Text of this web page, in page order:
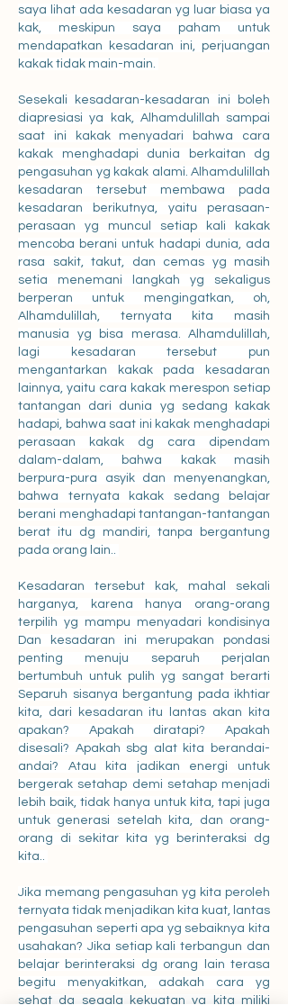
saya lihat ada kesadaran yg luar biasa ya
kak, meskipun saya paham untuk
mendapatkan kesadaran ini, perjuangan
kakak tidak main-main.
Sesekali kesadaran-kesadaran ini boleh
diapresiasi ya kak, Alhamdulillah sampai
saat ini kakak menyadari bahwa cara
kakak menghadapi dunia berkaitan dg
pengasuhan yg kakak alami. Alhamdulillah
kesadaran tersebut membawa pada
kesadaran berikutnya, yaitu perasaan-
perasaan yg muncul setiap kali kakak
mencoba berani untuk hadapi dunia, ada
rasa sakit, takut, dan cemas yg masih
setia menemani langkah yg sekaligus
berperan untuk mengingatkan, oh,
Alhamdulillah, ternyata kita masih
manusia yg bisa merasa. Alhamdulillah,
lagi kesadaran tersebut pun
mengantarkan kakak pada kesadaran
lainnya, yaitu cara kakak merespon setiap
tantangan dari dunia yg sedang kakak
hadapi, bahwa saat ini kakak menghadapi
perasaan kakak dg cara dipendam
dalam-dalam, bahwa kakak masih
berpura-pura asyik dan menyenangkan,
bahwa ternyata kakak sedang belajar
berani menghadapi tantangan-tantangan
berat itu dg mandiri, tanpa bergantung
pada orang lain..
Kesadaran tersebut kak, mahal sekali
harganya, karena hanya orang-orang
terpilih yg mampu menyadari kondisinya
Dan kesadaran ini merupakan pondasi
penting menuju separuh perjalan
bertumbuh untuk pulih yg sangat berarti
Separuh sisanya bergantung pada ikhtiar
kita, dari kesadaran itu lantas akan kita
apakan? Apakah diratapi? Apakah
disesali? Apakah sbg alat kita berandai-
andai? Atau kita jadikan energi untuk
bergerak setahap demi setahap menjadi
lebih baik, tidak hanya untuk kita, tapi juga
untuk generasi setelah kita, dan orang-
orang di sekitar kita yg berinteraksi dg
kita..
Jika memang pengasuhan yg kita peroleh
ternyata tidak menjadikan kita kuat, lantas
pengasuhan seperti apa yg sebaiknya kita
usahakan? Jika setiap kali terbangun dan
belajar berinteraksi dg orang lain terasa
begitu menyakitkan, adakah cara yg
sehat dg segala kekuatan yg kita miliki